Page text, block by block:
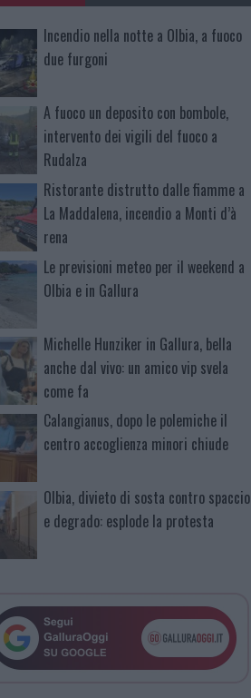
Incendio nella notte a Olbia, a fuoco
due furgoni
A fuoco un deposito con bombole,
intervento dei vigili del fuoco a
Rudalza
Ristorante distrutto dalle fiamme a
La Maddalena, incendio a Monti d’à
rena
Le previsioni meteo per il weekend a
Olbia e in Gallura
Michelle Hunziker in Gallura, bella
anche dal vivo: un amico vip svela
come fa
Calangianus, dopo le polemiche il
centro accoglienza minori chiude
Olbia, divieto di sosta contro spaccio
e degrado: esplode la protesta